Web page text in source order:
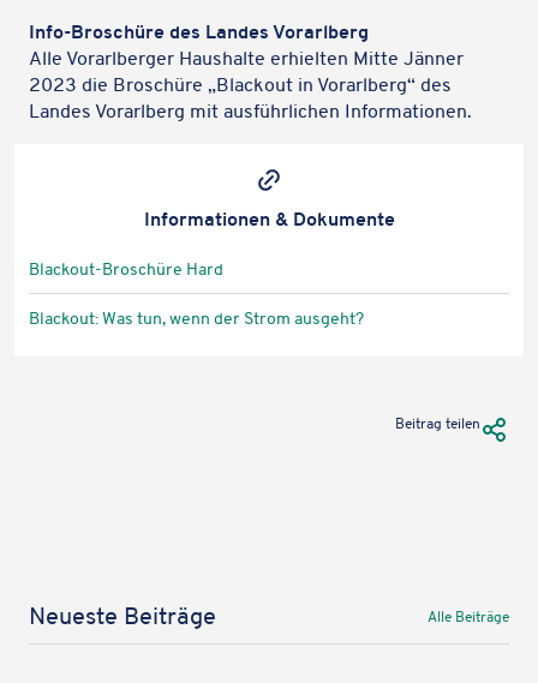
Info-Broschüre des Landes Vorarlberg
Alle Vorarl­ber­ger Haus­halte erhiel­ten Mitte Jänner
2023 die Broschüre „Black­out in Vorarl­berg“ des
Landes Vorarl­berg mit ausführ­li­chen Informationen.
Infor­ma­tio­nen & Dokumente
Black­out-Broschüre Hard
Black­out: Was tun, wenn der Strom ausgeht?
Beitrag teilen URL
Neueste Beiträge Alle Beiträge
Wir verwenden Google Maps, um Karten auf unserer Website
anzuzeigen. Genaue Infos finden Sie